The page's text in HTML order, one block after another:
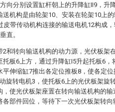
向分别设置缸杆朝上的升降缸II9，升
送机构是由轮架10、安装在轮架10上
皮带传动机构连接的输送电机12构成
直。
2和转向输送机构的动力源，光伏板架
托板6上方，通过升降缸I5升起托板6
平伸缩缸7推出各定位推板8，使各定
旋转电机3，使托板6上的光伏板架旋
，使光伏板架座置在转向输送机构的输
各部件回位，等待下一次光伏板架转向